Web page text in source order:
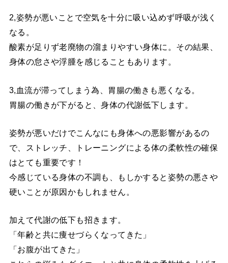
2,姿勢が悪いことで空気を十分に吸い込めず呼吸が浅く
なる。
酸素が足りず老廃物の溜まりやすい身体に。その結果、
身体の怠さや浮腫を感じることもあります。
3,血流が滞ってしまう為、胃腸の働きも悪くなる。
胃腸の働きが下がると、身体の代謝低下します。
姿勢が悪いだけでこんなにも身体への悪影響があるの
で、ストレッチ、トレーニングによる体の柔軟性の確保
はとても重要です！
今感じている身体の不調も、もしかすると姿勢の悪さや
硬いことが原因かもしれません。
加えて代謝の低下も招きます。
「年齢と共に痩せづらくなってきた」
「お腹が出てきた」